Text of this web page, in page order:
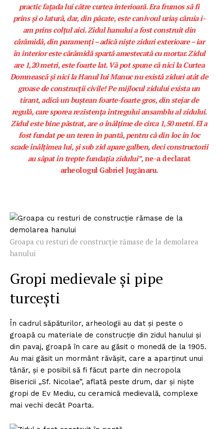
practic faţada lui către curtea interioară. Era frumos să fi
prins şi o latură, dar, din păcate, este canivoul uriaş căruia i-
am prins colţul aici. Zidul hanului a fost construit din
cărămidă, din paramenţi – adică nişte ziduri exterioare – iar
în interior este cărămidă spartă amestecată cu mortar. Zidul
are 1,20 metri, este foarte lat. Vă pot spune că nici la Curtea
Domnească şi nici la Hanul lui Manuc nu există ziduri atât de
groase de construcţii civile! Pe mijlocul zidului exista un
tirant, adică un buştean foarte-foarte gros, din stejar de
regulă, care sporea rezistenţa întregului ansamblu al zidului.
Zidul este bine păstrat, are o înălţime de circa 1,50 metri. El a
fost fundat pe un teren în pantă, pentru că din loc în loc
scade înălţimea lui, şi sub zid apare galben, deci constructorii
au săpat în trepte fundaţia zidului”, ne-a declarat
arheologul Gabriel Jugănaru.
Groapa cu resturi de construcție rămase de la demolarea
hanului
Gropi medievale şi pipe
turceşti
În cadrul săpăturilor, arheologii au dat şi peste o
groapă cu materiale de construcţie din zidul hanului şi
din pavaj, groapă în care au găsit o monedă de la 1905.
Au mai găsit un mormânt răvăşit, care a aparţinut unui
tânăr, şi e posibil să fi făcut parte din necropola
Bisericii „Sf. Nicolae”, aflată peste drum, dar şi nişte
gropi de Ev Mediu, cu ceramică medievală, complexe
mai vechi decât Poarta.